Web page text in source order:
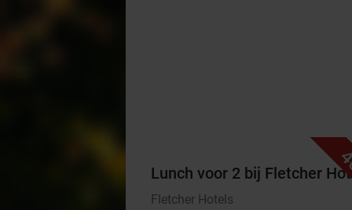
Lunch voor 2 bij Fletcher
Fletcher Hotels